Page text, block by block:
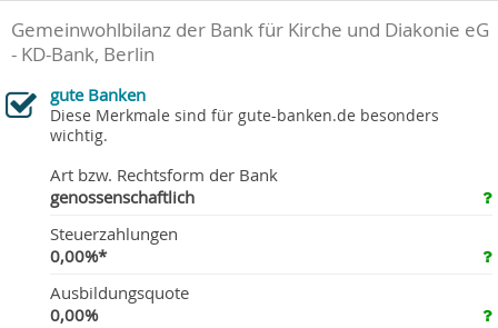
Gemeinwohlbilanz der Bank für Kirche und Diakonie eG
- KD-Bank, Berlin
gute Banken
Diese Merkmale sind für gute-banken.de besonders
wichtig.
Art bzw. Rechtsform der Bank
genossenschaftlich
Steuerzahlungen
0,00%*
Ausbildungsquote
0,00%